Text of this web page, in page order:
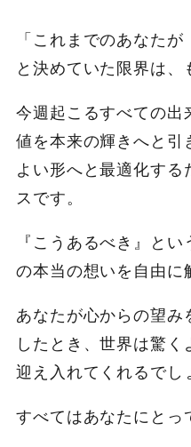
「これまでのあなた
と決めていた限界は、
今週起こるすべての出
値を本来の輝きへと
よい形へと最適化す
スです。
『こうあるべき』と
の本当の想いを自由に
あなたが心からの望
したとき、世界は驚
迎え入れてくれるでし
すべてはあなたにとっ